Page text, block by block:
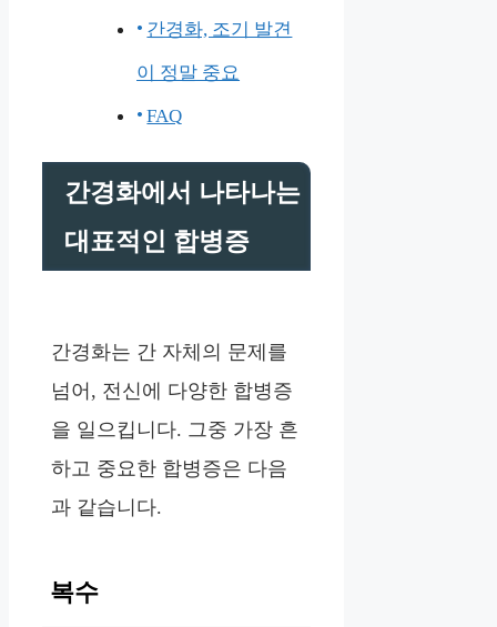
간경화, 조기 발견
이 정말 중요
FAQ
간경화에서 나타나는
대표적인 합병증
간경화는 간 자체의 문제를
넘어, 전신에 다양한 합병증
을 일으킵니다. 그중 가장 흔
하고 중요한 합병증은 다음
과 같습니다.
복수